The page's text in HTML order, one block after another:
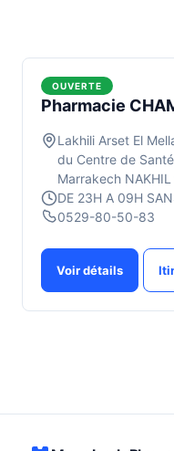
OUVERTE
Pharmacie
Lakhili Arset El
du Centre de
Marrakech NAKHIL
DE 23H A 09H
0529-80-50-83
Voir détails